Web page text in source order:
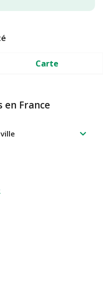
Carte
en France